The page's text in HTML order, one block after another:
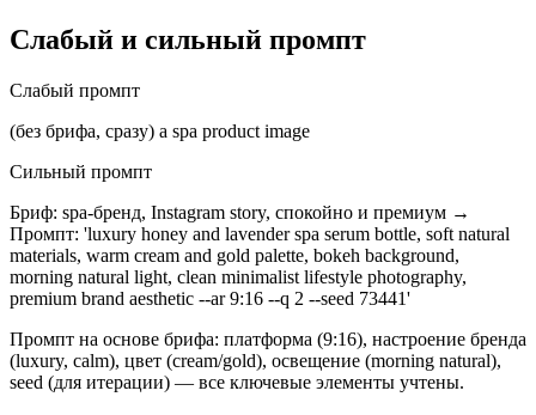
Слабый и сильный промпт
Слабый промпт
(без брифа, сразу) a spa product image
Сильный промпт
Бриф: spa-бренд, Instagram story, спокойно и премиум →
Промпт: 'luxury honey and lavender spa serum bottle, soft natural
materials, warm cream and gold palette, bokeh background,
morning natural light, clean minimalist lifestyle photography,
premium brand aesthetic --ar 9:16 --q 2 --seed 73441'
Промпт на основе брифа: платформа (9:16), настроение бренда
(luxury, calm), цвет (cream/gold), освещение (morning natural),
seed (для итерации) — все ключевые элементы учтены.